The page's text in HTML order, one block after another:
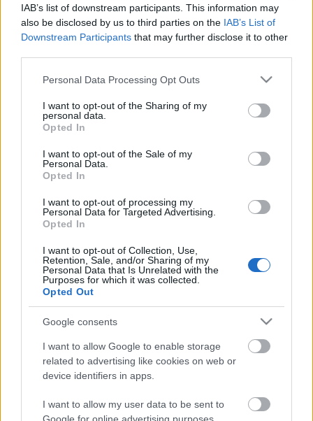
IAB’s list of downstream participants. This information may
also be disclosed by us to third parties on the IAB’s List of
Downstream Participants that may further disclose it to other
Please note that this website/app uses one or more Google
not limited to your visit or usage behaviour. You may click to
grant or deny consent to Google and its third-party tags to
use your data for below specified purposes in below Google
consent section.
Personal Data Processing Opt Outs
I want to opt-out of the Sharing of my
personal data.
Opted In
I want to opt-out of the Sale of my
Personal Data.
Opted In
I want to opt-out of processing my
Personal Data for Targeted Advertising.
Opted In
I want to opt-out of Collection, Use,
Retention, Sale, and/or Sharing of my
Personal Data that Is Unrelated with the
Purposes for which it was collected.
Opted Out
Google consents
I want to allow Google to enable storage
related to advertising like cookies on web or
device identifiers in apps.
I want to allow my user data to be sent to
Ajánlott bejegyzések:
Boldog Új Évet!
Azbesztpala szállítás
Lomtalanítás magyar módra